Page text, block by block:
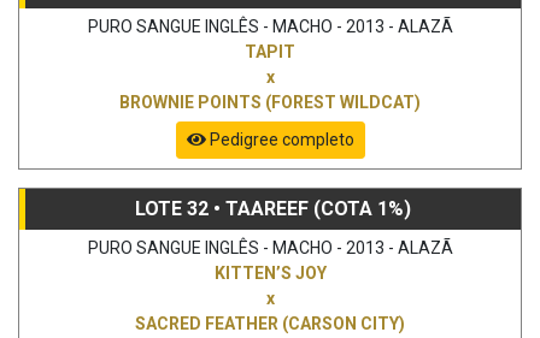
PURO SANGUE INGLÊS - MACHO - 2013 - ALAZÃ
TAPIT
x
BROWNIE POINTS (FOREST WILDCAT)
Pedigree completo
LOTE 32 • TAAREEF (COTA 1%)
PURO SANGUE INGLÊS - MACHO - 2013 - ALAZÃ
KITTEN’S JOY
x
SACRED FEATHER (CARSON CITY)